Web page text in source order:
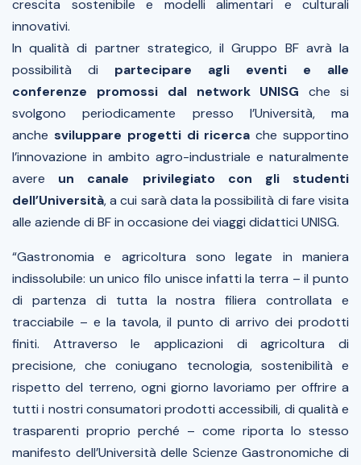
crescita sostenibile e modelli alimentari e culturali
innovativi.
In qualità di partner strategico, il Gruppo BF avrà la
possibilità di partecipare agli eventi e alle
conferenze promossi dal network UNISG che si
svolgono periodicamente presso l’Università, ma
anche sviluppare progetti di ricerca che supportino
l’innovazione in ambito agro-industriale e naturalmente
avere un canale privilegiato con gli studenti
dell’Università, a cui sarà data la possibilità di fare visita
alle aziende di BF in occasione dei viaggi didattici UNISG.
“Gastronomia e agricoltura sono legate in maniera
indissolubile: un unico filo unisce infatti la terra – il punto
di partenza di tutta la nostra filiera controllata e
tracciabile – e la tavola, il punto di arrivo dei prodotti
finiti. Attraverso le applicazioni di agricoltura di
precisione, che coniugano tecnologia, sostenibilità e
rispetto del terreno, ogni giorno lavoriamo per offrire a
tutti i nostri consumatori prodotti accessibili, di qualità e
trasparenti proprio perché – come riporta lo stesso
manifesto dell’Università delle Scienze Gastronomiche di